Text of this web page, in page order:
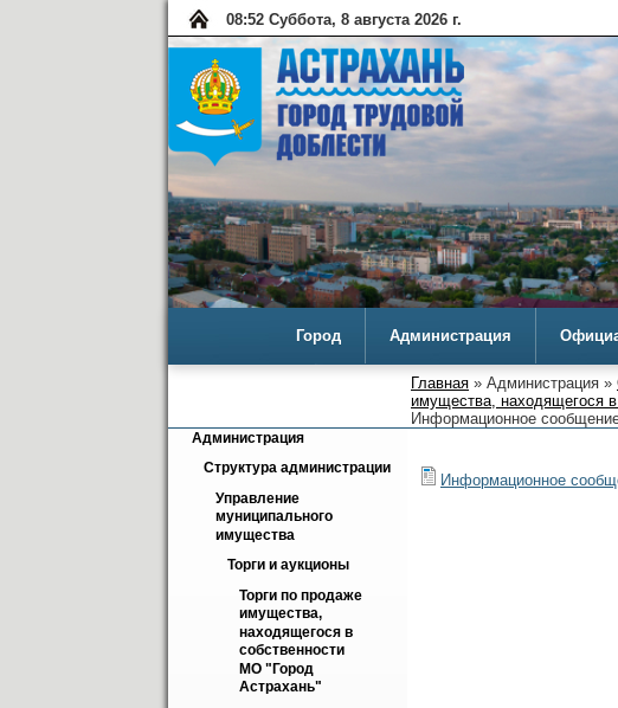
08:52 Суббота, 8 августа 2026 г.
Город Администрация
Главная » Администрация »
имущества, находящегося
Информационное
Администрация
Структура администрации
Управление
муниципального
имущества
Торги и аукционы
Торги по продаже
имущества,
находящегося в
собственности
МО "Город
Астрахань"
Информационное